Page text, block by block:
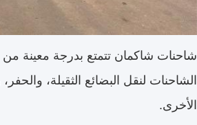
شاحنات شاكمان تتمتع بدرجة معينة
الشاحنات لنقل البضائع الثقيلة،
الأخرى.